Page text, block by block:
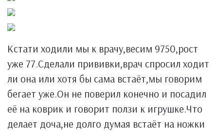
Кстати ходили мы к врачу,весим 9750,рост
уже 77.Сделали прививки,врач спросил ходит
ли она или хотя бы сама встаёт,мы говорим
бегает уже.Он не поверил конечно и посадил
её на коврик и говорит ползи к игрушке.Что
делает доча,не долго думая встаёт на ножки